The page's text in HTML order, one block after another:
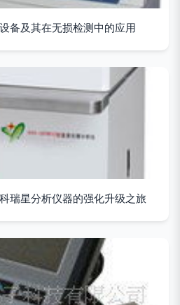
备及其在无损检测中的应用
瑞星分析仪器的强化升级之旅